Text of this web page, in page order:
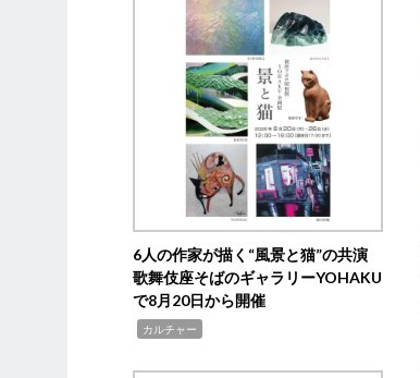
6人の作家が描く“風景と猫”の共演
歌舞伎座そばのギャラリーYOHAKU
で8月20日から開催
カルチャー